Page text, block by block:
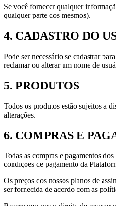
Se você fornecer qualquer
qualquer parte dos mesmos).
4. CADASTRO DO
Pode ser necessário se cadastrar
reclamar ou alterar um nome de
5. PRODUTOS
Todos os produtos estão sujeitos a
alterações.
6. COMPRAS E
Todas as compras e pagamentos
condições de pagamento da
Os preços dos nossos planos de
ser fornecida de acordo com as